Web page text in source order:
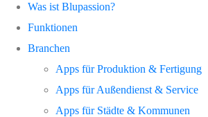
Was ist Blupassion?
Funktionen
Branchen
Apps für Produktion & Fertigung
Apps für Außendienst & Service
Apps für Städte & Kommunen